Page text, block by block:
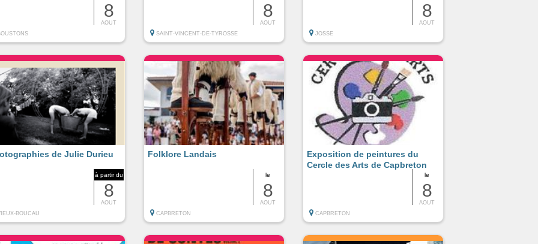
8
AOUT
8
AOUT
SAINT-VINCENT-DE-TYROSSE
8
AOUT
JOSSE
à partir du
8
AOUT
de Julie Durieu
BOUCAU
le
8
AOUT
Folklore Landais
CAPBRETON
le
8
AOUT
Exposition de peintures du
Cercle des Arts de Capbreton
CAPBRETON